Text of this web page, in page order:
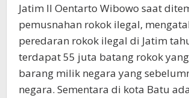
Jatim II Oentarto Wibowo saat
pemusnahan rokok ilegal,
peredaran rokok ilegal di Jatim
terdapat 55 juta batang rokok
barang milik negara yang
negara. Sementara di kota Batu